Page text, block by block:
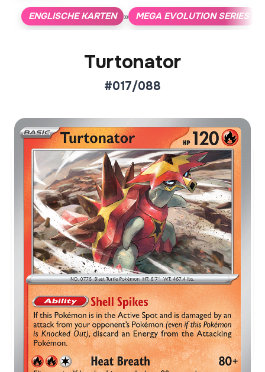
ENGLISCHE KARTEN » MEGA EVOLUTION SERIES
Turtonator
#017/088
Aktueller Marktpreis
€0,06
Normal
€0,21
Reverse Holo
Preise werden täglich aktualisiert.